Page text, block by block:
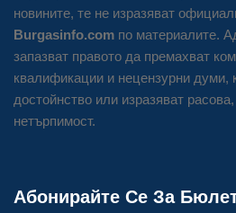
новините, те не изразяват
Burgasinfo.com по материалите.
запазват правото да премахват
квалификации и нецензурни думи,
достойнство или изразяват
нетърпимост.
Абонирайте Се За